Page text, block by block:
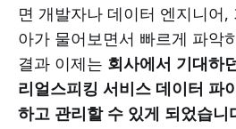
면 개발자나 데이터 엔지니어
아가 물어보면서 빠르게 파악
결과 이제는 회사에서 기대하
리얼스피킹 서비스 데이터 파
하고 관리할 수 있게 되었습니